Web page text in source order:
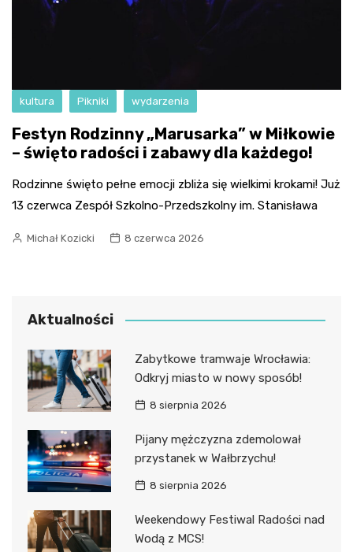
kultura Pikniki wydarzenia
Festyn Rodzinny „Marusarka” w Miłkowie
– święto radości i zabawy dla każdego!
Rodzinne święto pełne emocji zbliża się wielkimi krokami! Już
13 czerwca Zespół Szkolno-Przedszkolny im. Stanisława
Michał Kozicki 8 czerwca 2026
Aktualności
Zabytkowe tramwaje Wrocławia:
Odkryj miasto w nowy sposób!
8 sierpnia 2026
Pijany mężczyzna zdemolował
przystanek w Wałbrzychu!
8 sierpnia 2026
Weekendowy Festiwal Radości nad
Wodą z MCS!